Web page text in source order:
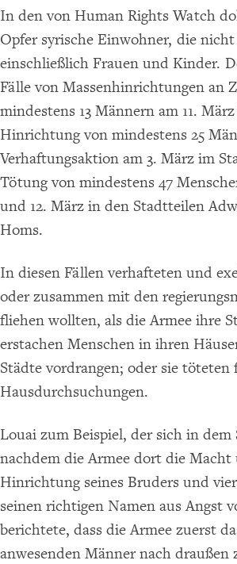
In den von Human Rights Watch
Opfer syrische Einwohner, die
einschließlich Frauen und Kinder.
Fälle von Massenhinrichtungen an
mindestens 13 Männern am 11.
Hinrichtung von mindestens 25
Verhaftungsaktion am 3. März im
Tötung von mindestens 47
und 12. März in den Stadtteilen
Homs.
In diesen Fällen verhafteten und
oder zusammen mit den
fliehen wollten, als die Armee ihre
erstachen Menschen in ihren
Städte vordrangen; oder sie
Hausdurchsuchungen.
Louai zum Beispiel, der sich in
nachdem die Armee dort die
Hinrichtung seines Bruders und
seinen richtigen Namen aus Angst
berichtete, dass die Armee zuerst
anwesenden Männer nach